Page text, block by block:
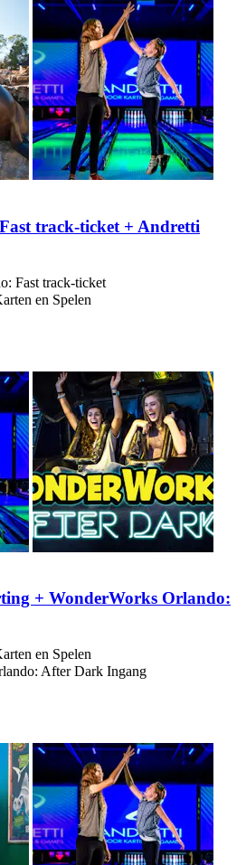
track-ticket + Andretti
Fast track-ticket
en Spelen
+ WonderWorks Orlando:
en Spelen
After Dark Ingang